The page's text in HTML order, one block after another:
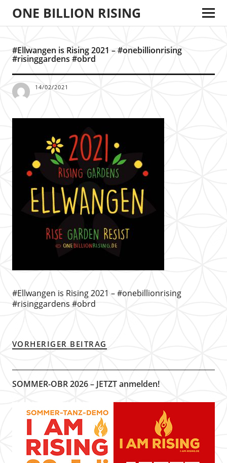
ONE BILLION RISING
#Ellwangen is Rising 2021 – #onebillionrising
#risinggardens #obrd
14/02/2021
#Ellwangen is Rising 2021 – #onebillionrising
#risinggardens #obrd
VORHERIGER BEITRAG
SOMMER-OBR 2026 – JETZT anmelden!